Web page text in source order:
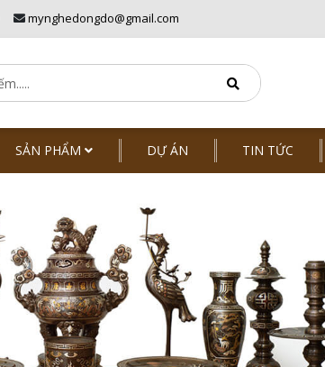
mynghedongdo@gmail.com
SẢN PHẨM DỰ ÁN TIN TỨC